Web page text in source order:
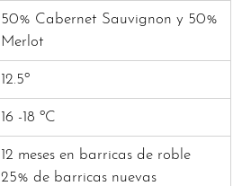
50% Cabernet Sauvignon y 50%
Merlot
12.5º
16 -18 ºC
12 meses en barricas de roble
25% de barricas nuevas